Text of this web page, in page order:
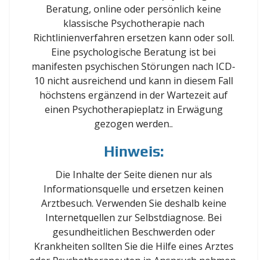
Beratung, online oder persönlich keine
klassische Psychotherapie nach
Richtlinienverfahren ersetzen kann oder soll.
Eine psychologische Beratung ist bei
manifesten psychischen Störungen nach ICD-
10 nicht ausreichend und kann in diesem Fall
höchstens ergänzend in der Wartezeit auf
einen Psychotherapieplatz in Erwägung
gezogen werden..
Hinweis:
Die Inhalte der Seite dienen nur als
Informationsquelle und ersetzen keinen
Arztbesuch. Verwenden Sie deshalb keine
Internetquellen zur Selbstdiagnose. Bei
gesundheitlichen Beschwerden oder
Krankheiten sollten Sie die Hilfe eines Arztes